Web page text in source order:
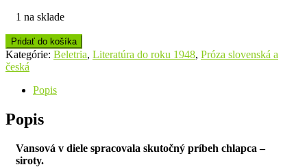
1 na sklade
Pridať do košíka
Kategórie: Beletria, Literatúra do roku 1948, Próza slovenská a
česká
Popis
Popis
Vansová v diele spracovala skutočný príbeh chlapca –
siroty.